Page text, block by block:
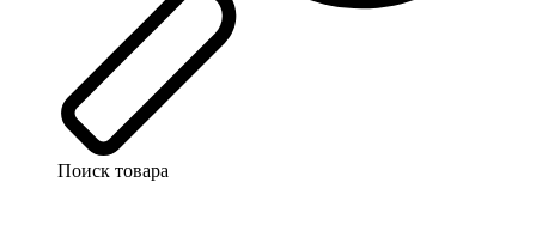
Поиск товара